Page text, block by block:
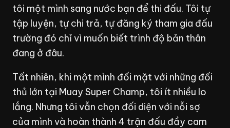
tôi một mình sang nước bạn để thi đấu. Tôi tự
tập luyện, tự chi trả, tự đăng ký tham gia đấu
trường đó chỉ vì muốn biết trình độ bản thân
đang ở đâu.
Tất nhiên, khi một mình đối mặt với những đối
thủ lớn tại Muay Super Champ, tôi ít nhiều lo
lắng. Nhưng tôi vẫn chọn đối diện với nỗi sợ
của mình và hoàn thành 4 trận đấu đầy cam